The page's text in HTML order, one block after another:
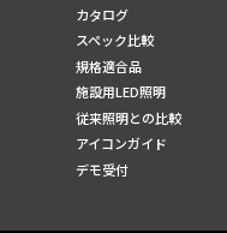
カタログ
スペック比較
規格適合品
施設用LED照明
従来照明との比較
アイコンガイド
デモ受付